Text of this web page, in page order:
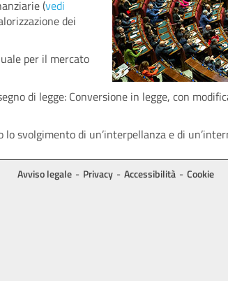
(vedi
dei
per il mercato
di legge: Conversione in legge, con
svolgimento di un’interpellanza e di
Avviso legale Privacy Accessibilità Cookie